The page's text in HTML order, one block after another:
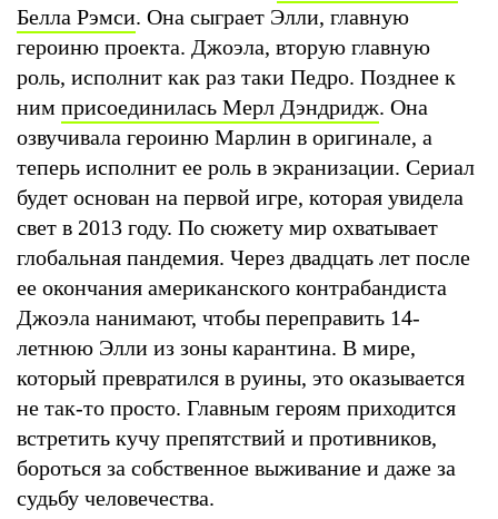
Белла Рэмси. Она сыграет Элли, главную
героиню проекта. Джоэла, вторую главную
роль, исполнит как раз таки Педро. Позднее к
ним присоединилась Мерл Дэндридж. Она
озвучивала героиню Марлин в оригинале, а
теперь исполнит ее роль в экранизации. Сериал
будет основан на первой игре, которая увидела
свет в 2013 году. По сюжету мир охватывает
глобальная пандемия. Через двадцать лет после
ее окончания американского контрабандиста
Джоэла нанимают, чтобы переправить 14-
летнюю Элли из зоны карантина. В мире,
который превратился в руины, это оказывается
не так-то просто. Главным героям приходится
встретить кучу препятствий и противников,
бороться за собственное выживание и даже за
судьбу человечества.